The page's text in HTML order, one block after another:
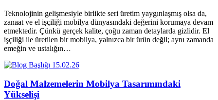
Teknolojinin gelişmesiyle birlikte seri üretim yaygınlaşmış olsa da,
zanaat ve el işçiliği mobilya dünyasındaki değerini korumaya devam
etmektedir. Çünkü gerçek kalite, çoğu zaman detaylarda gizlidir. El
işçiliği ile üretilen bir mobilya, yalnızca bir ürün değil; aynı zamanda
emeğin ve ustalığın…
15.02.26
Doğal Malzemelerin Mobilya Tasarımındaki
Yükselişi